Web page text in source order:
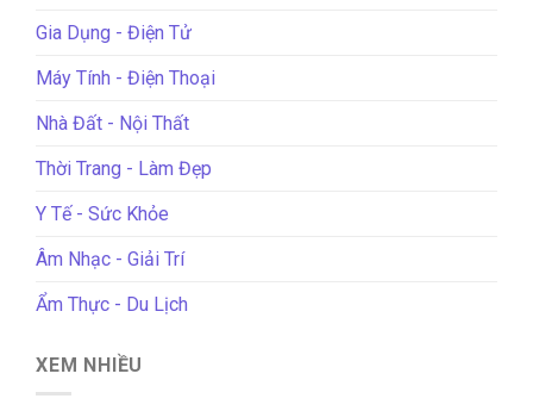
Gia Dụng - Điện Tử
Máy Tính - Điện Thoại
Nhà Đất - Nội Thất
Thời Trang - Làm Đẹp
Y Tế - Sức Khỏe
Âm Nhạc - Giải Trí
Ẩm Thực - Du Lịch
XEM NHIỀU